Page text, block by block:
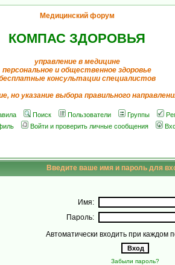
Медицинский форум
КОМПАС ЗДОРОВЬЯ
управление в медицине
персональное и общественное здоровье
консультации специалистов
но указание выбора правильного
Поиск Пользователи Группы
Войти и проверить личные сообщения
Введите ваше имя и пароль для
Имя:
Пароль:
Автоматически входить при каждом
Забыли пароль?